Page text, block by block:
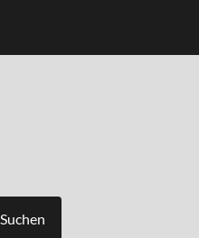
Suchen